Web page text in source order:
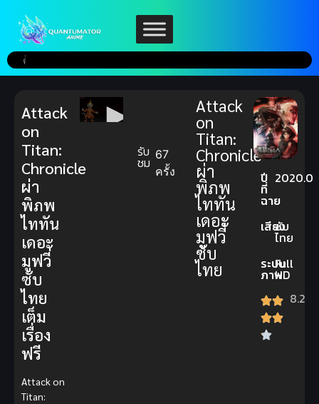
รับ
ชม 67
ครั้ง
Attack
on
Titan:
Chronicle
ผ่า
พิภพ
ไททัน
เดอะ
มูฟวี่
ซับ
ไทย
ปี
ที่
ฉาย
2020.0
เสียง
ซับ
ไทย
ระบบ
ภาพ
Full
HD
8.2
Attack
on
Titan:
Chronicle
ผ่า
พิภพ
ไททัน
เดอะ
มูฟวี่
ซับ
ไทย
เต็ม
เรื่อง
ฟรี
Attack on
Titan: